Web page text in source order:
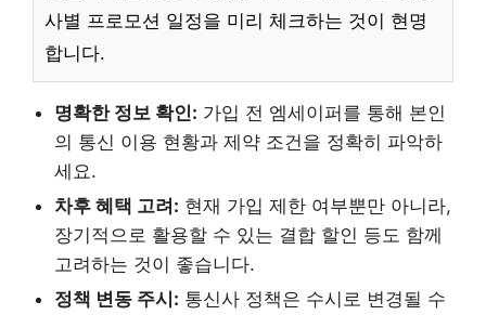
사별 프로모션 일정을 미리 체크하는 것이 현명
합니다.
명확한 정보 확인: 가입 전 엠세이퍼를 통해 본인
의 통신 이용 현황과 제약 조건을 정확히 파악하
세요.
차후 혜택 고려: 현재 가입 제한 여부뿐만 아니라,
장기적으로 활용할 수 있는 결합 할인 등도 함께
고려하는 것이 좋습니다.
정책 변동 주시: 통신사 정책은 수시로 변경될 수